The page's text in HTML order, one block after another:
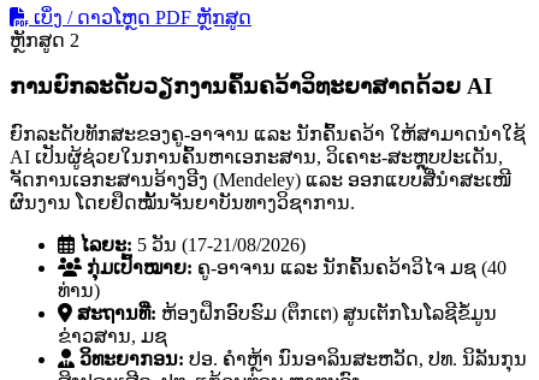
ເບິ່ງ / ດາວໂຫຼດ PDF ຫຼັກສູດ
ຫຼັກສູດ 2
ການຍົກລະດັບວຽກງານຄົ້ນຄວ້າວິທະຍາສາດດ້ວຍ AI
ຍົກລະດັບທັກສະຂອງຄູ-ອາຈານ ແລະ ນັກຄົ້ນຄວ້າ ໃຫ້ສາມາດນໍາໃຊ້
AI ເປັນຜູ້ຊ່ວຍໃນການຄົ້ນຫາເອກະສານ, ວິເຄາະ-ສະຫຼຸບປະເດັນ,
ຈັດການເອກະສານອ້າງອີງ (Mendeley) ແລະ ອອກແບບສື່ນໍາສະເໜີ
ຜົນງານ ໂດຍຢຶດໝັ້ນຈັນຍາບັນທາງວິຊາການ.
ໄລຍະ: 5 ວັນ (17-21/08/2026)
ກຸ່ມເປົ້າໝາຍ: ຄູ-ອາຈານ ແລະ ນັກຄົ້ນຄວ້າວິໄຈ ມຊ (40
ທ່ານ)
ສະຖານທີ່: ຫ້ອງຝຶກອົບຮົມ (ຕຶກເຕ) ສູນເຕັກໂນໂລຊີຂໍ້ມູນ
ຂ່າວສານ, ມຊ
ວິທະຍາກອນ: ປອ. ຄໍາຫຼ້າ ນົນອາລິນສະຫວັດ, ປທ. ນິລັນກຸນ